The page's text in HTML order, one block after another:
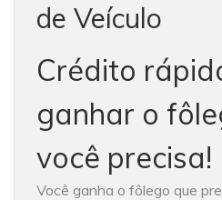
de Veículo
Crédito
ganhar o
você precisa!
Você ganha o fôlego que